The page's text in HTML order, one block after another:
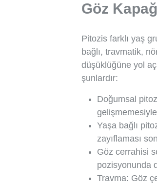
Göz
Pitozis farklı yaş
bağlı, travmatik,
düşüklüğüne yol
şunlardır:
Doğumsal
Yaşa bağlı
zayıflaması
Göz cerrahisi
pozisyonunda
Travma: Göz